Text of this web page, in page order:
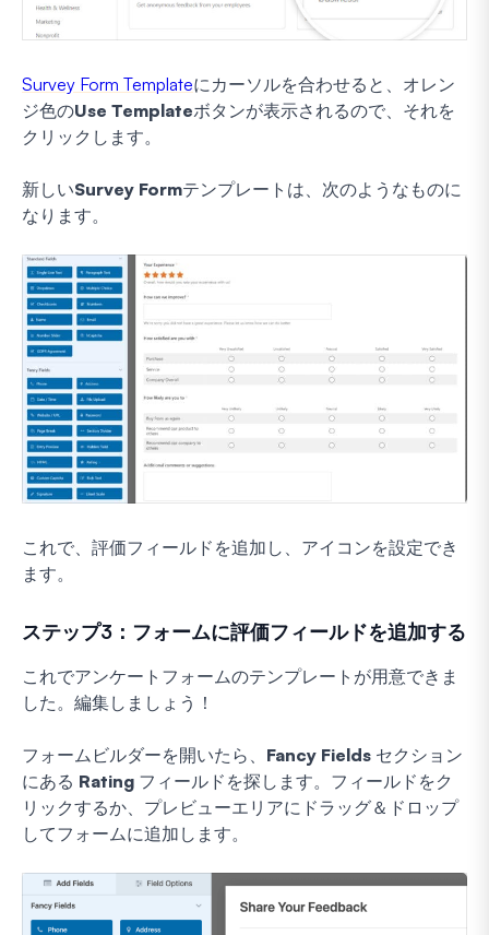
Survey Form Templateにカーソルを合わせると、オレン
ジ色のUse Templateボタンが表示されるので、それを
クリックします。
新しいSurvey Formテンプレートは、次のようなものに
なります。
これで、評価フィールドを追加し、アイコンを設定でき
ます。
ステップ3：フォームに評価フィールドを追加する
これでアンケートフォームのテンプレートが用意できま
した。編集しましょう！
フォームビルダーを開いたら、 Fancy Fields セクション
にある Rating フィールドを探します。フィールドをク
リックするか、プレビューエリアにドラッグ＆ドロップ
してフォームに追加します。